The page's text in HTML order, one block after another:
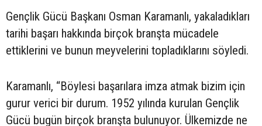
Gençlik Gücü Başkanı Osman Karamanlı, yakaladıkları
tarihi başarı hakkında birçok branşta mücadele
ettiklerini ve bunun meyvelerini topladıklarını söyledi.
Karamanlı, “Böylesi başarılara imza atmak bizim için
gurur verici bir durum. 1952 yılında kurulan Gençlik
Gücü bugün birçok branşta bulunuyor. Ülkemizde ne